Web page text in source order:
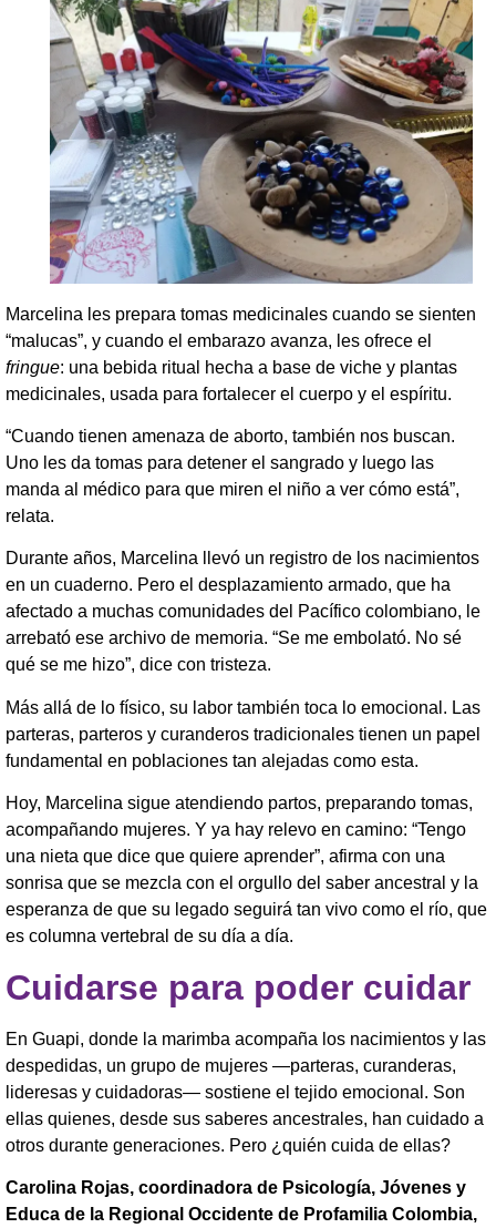
Marcelina les prepara tomas medicinales cuando se sienten
“malucas”, y cuando el embarazo avanza, les ofrece el
fringue: una bebida ritual hecha a base de viche y plantas
medicinales, usada para fortalecer el cuerpo y el espíritu.
“Cuando tienen amenaza de aborto, también nos buscan.
Uno les da tomas para detener el sangrado y luego las
manda al médico para que miren el niño a ver cómo está”,
relata.
Durante años, Marcelina llevó un registro de los nacimientos
en un cuaderno. Pero el desplazamiento armado, que ha
afectado a muchas comunidades del Pacífico colombiano, le
arrebató ese archivo de memoria. “Se me embolató. No sé
qué se me hizo”, dice con tristeza.
Más allá de lo físico, su labor también toca lo emocional. Las
parteras, parteros y curanderos tradicionales tienen un papel
fundamental en poblaciones tan alejadas como esta.
Hoy, Marcelina sigue atendiendo partos, preparando tomas,
acompañando mujeres. Y ya hay relevo en camino: “Tengo
una nieta que dice que quiere aprender”, afirma con una
sonrisa que se mezcla con el orgullo del saber ancestral y la
esperanza de que su legado seguirá tan vivo como el río, que
es columna vertebral de su día a día.
Cuidarse para poder cuidar
En Guapi, donde la marimba acompaña los nacimientos y las
despedidas, un grupo de mujeres —parteras, curanderas,
lideresas y cuidadoras— sostiene el tejido emocional. Son
ellas quienes, desde sus saberes ancestrales, han cuidado a
otros durante generaciones. Pero ¿quién cuida de ellas?
Carolina Rojas, coordinadora de Psicología, Jóvenes y
Educa de la Regional Occidente de Profamilia Colombia,